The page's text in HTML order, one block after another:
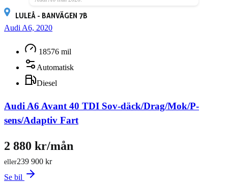
LULEÅ - BANVÄGEN 7B
Audi A6, 2020
18576 mil
Automatisk
Diesel
Audi A6 Avant 40 TDI Sov-däck/Drag/Mok/P-
sens/Adaptiv Fart
239 900 kr
eller
2 880 kr/mån
Se bil